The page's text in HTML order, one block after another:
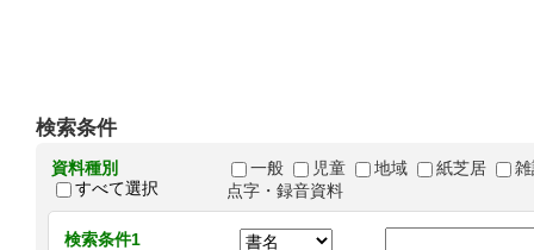
検索条件
資料種別
すべて選択
一般 児童 地域 紙芝居
点字・録音資料
検索条件1